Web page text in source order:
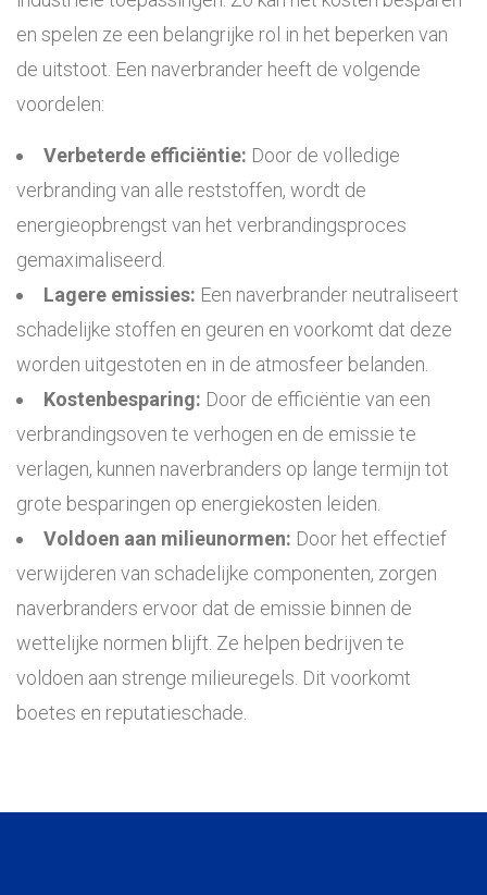
en spelen ze een belangrijke rol in het beperken van
de uitstoot. Een naverbrander heeft de volgende
voordelen:
Verbeterde efficiëntie: Door de volledige
verbranding van alle reststoffen, wordt de
energieopbrengst van het verbrandingsproces
gemaximaliseerd.
Lagere emissies: Een naverbrander neutraliseert
schadelijke stoffen en geuren en voorkomt dat deze
worden uitgestoten en in de atmosfeer belanden.
Kostenbesparing: Door de efficiëntie van een
verbrandingsoven te verhogen en de emissie te
verlagen, kunnen naverbranders op lange termijn tot
grote besparingen op energiekosten leiden.
Voldoen aan milieunormen: Door het effectief
verwijderen van schadelijke componenten, zorgen
naverbranders ervoor dat de emissie binnen de
wettelijke normen blijft. Ze helpen bedrijven te
voldoen aan strenge milieuregels. Dit voorkomt
boetes en reputatieschade.